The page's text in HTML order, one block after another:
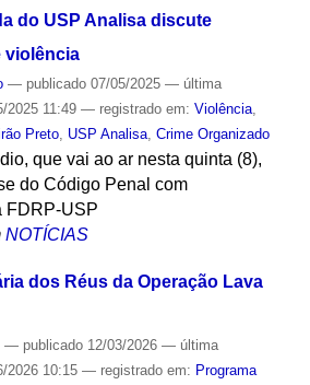
do USP Analisa discute
violência
— publicado07/05/2025 — última
2025 11:49 — registrado em: Violência,
Preto, USP Analisa, Crime Organizado
que vai ao ar nesta quinta (8),
do Código Penal com
FDRP-USP
NOTÍCIAS
dos Réus da Operação Lava
— publicado12/03/2026 — última
2026 10:15 — registrado em: Programa